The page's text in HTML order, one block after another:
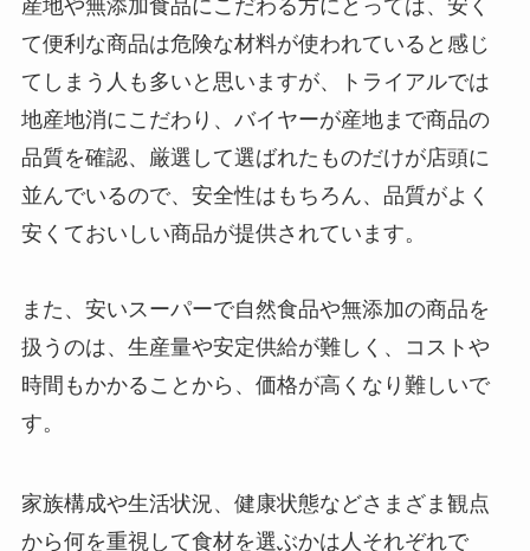
産地や無添加食品にこだわる方にとっては、安く
て便利な商品は危険な材料が使われていると感じ
てしまう人も多いと思いますが、トライアルでは
地産地消にこだわり、バイヤーが産地まで商品の
品質を確認、厳選して選ばれたものだけが店頭に
並んでいるので、安全性はもちろん、品質がよく
安くておいしい商品が提供されています。
また、安いスーパーで自然食品や無添加の商品を
扱うのは、生産量や安定供給が難しく、コストや
時間もかかることから、価格が高くなり難しいで
す。
家族構成や生活状況、健康状態などさまざま観点
から何を重視して食材を選ぶかは人それぞれで